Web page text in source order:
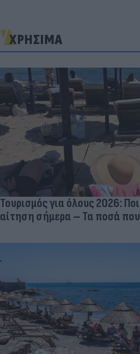
ΧΡΗΣΙΜΑ
Τουρισμός για όλους 2026:
αίτηση σήμερα – Τα ποσά που